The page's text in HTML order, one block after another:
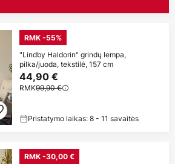
RMK -55%
"Lindby Haldorin" grindų lempa,
pilka/juoda, tekstilė, 157 cm
44,90 €
RMK99,90 €
Pristatymo laikas: 8 - 11 savaitės
RMK -30,00 €